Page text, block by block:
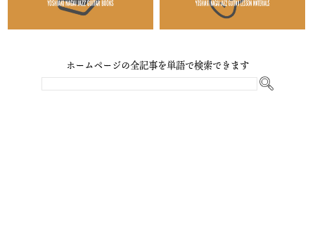
ホームページの全記事を単語で検索できます